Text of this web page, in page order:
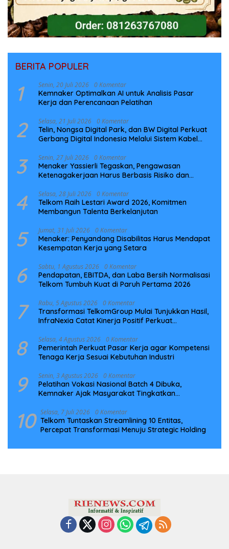
BERITA POPULER
1 Senin, 20 Juli 2026 0 Komentar
Kemnaker Optimalkan AI untuk Analisis Pasar
Kerja dan Perencanaan Pelatihan
2 Selasa, 21 Juli 2026 0 Komentar
Telin, Nongsa Digital Park, dan BW Digital Perkuat
Gerbang Digital Indonesia Melalui Sistem Kabel
3 Senin, 27 Juli 2026 0 Komentar
Menaker Yassierli Tegaskan, Pengawasan
Ketenagakerjaan Harus Berbasis Risiko dan
4 Selasa, 28 Juli 2026 0 Komentar
Telkom Raih Lestari Award 2026, Komitmen
Membangun Talenta Berkelanjutan
5 Jumat, 31 Juli 2026 0 Komentar
Menaker: Penyandang Disabilitas Harus Mendapat
Kesempatan Kerja yang Setara
6 Sabtu, 1 Agustus 2026 0 Komentar
Pendapatan, EBITDA, dan Laba Bersih Normalisasi
Telkom Tumbuh Kuat di Paruh Pertama 2026
7 Rabu, 5 Agustus 2026 0 Komentar
Transformasi TelkomGroup Mulai Tunjukkan Hasil,
InfraNexia Catat Kinerja Positif Perkuat
8 Selasa, 4 Agustus 2026 0 Komentar
Pemerintah Perkuat Pasar Kerja agar Kompetensi
Tenaga Kerja Sesuai Kebutuhan Industri
9 Senin, 3 Agustus 2026 0 Komentar
Pelatihan Vokasi Nasional Batch 4 Dibuka,
Kemnaker Ajak Masyarakat Tingkatkan
10 Selasa, 7 Juli 2026 0 Komentar
Telkom Tuntaskan Streamlining 10 Entitas,
Percepat Transformasi Menuju Strategic Holding